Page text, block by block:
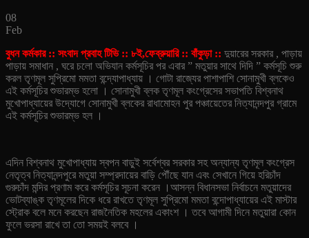
08
Feb
বুধন কর্মকার :: সংবাদ প্রবাহ টিভি :: ৮ই,ফেব্রুয়ারি :: বাঁকুড়া :: দুয়ারের সরকার , পাড়ায়
পাড়ায় সমাধান , ঘরে চলো অভিযান কর্মসূচির পর এবার ” মতুয়ার সাথে দিদি ” কর্মসূচি শুরু
করল তৃণমূল সুপ্রিমো মমতা বন্দ্যোপাধ্যায় । গোটা রাজ্যের পাশাপাশি সোনামুখী ব্লকেও
এই কর্মসূচির শুভারম্ভ হলো । সোনামুখী ব্লক তৃণমূল কংগ্রেসের সভাপতি বিশ্বনাথ
মুখোপাধ্যায়ের উদ্যোগে সোনামুখী ব্লকের রাধামোহন পুর পঞ্চায়েতের নিত্যানন্দপুর গ্রামে
এই কর্মসূচির শুভারম্ভ হল ।
এদিন বিশ্বনাথ মুখোপাধ্যায় স্বপন বাড়ুই সর্বেশ্বর সরকার সহ অন্যান্য তৃণমূল কংগ্রেস
নেতৃত্ব নিত্যানন্দপুরে মতুয়া সম্প্রদায়ের বাড়ি পৌঁছে যান এবং সেখানে গিয়ে হরিচাঁদ
গুরুচাঁদ মন্দির প্রণাম করে কর্মসূচির সূচনা করেন ।আসন্ন বিধানসভা নির্বাচনে মতুয়াদের
ভোটব্যাঙ্ক তৃণমূলের দিকে ধরে রাখতে তৃণমূল সুপ্রিমো মমতা বন্দোপাধ্যায়ের এই মাস্টার
স্ট্রোক বলে মনে করছেন রাজনৈতিক মহলের একাংশ । তবে আগামী দিনে মতুয়ারা কোন
ফুলে ভরসা রাখে তা তো সময়ই বলবে ।